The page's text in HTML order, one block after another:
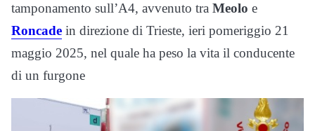
tamponamento sull’A4, avvenuto tra Meolo e
Roncade in direzione di Trieste, ieri pomeriggio 21
maggio 2025, nel quale ha peso la vita il conducente
di un furgone